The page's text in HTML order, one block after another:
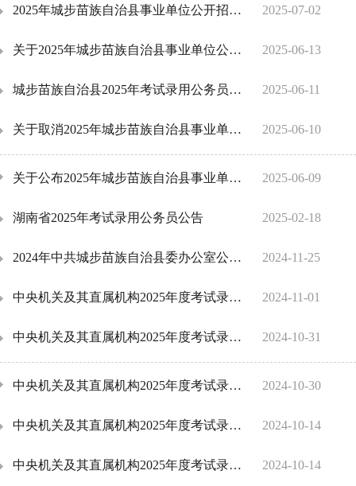
2025-07-02
2025年城步苗族自治县事业单位公开招聘笔试成绩查询公告
2025-06-13
关于2025年城步苗族自治县事业单位公开招聘工作人员笔试有关事项的公告
2025-06-11
城步苗族自治县2025年考试录用公务员拟录用人员公示
2025-06-10
关于取消2025年城步苗族自治县事业单位公开招聘工作人员两个岗位的公告
2025-06-09
关于公布2025年城步苗族自治县事业单位公开选调入围面试人员综合成绩排名及体检入围人员名单的公告
2025-02-18
湖南省2025年考试录用公务员公告
2024-11-25
2024年中共城步苗族自治县委办公室公开选调工作人员公告
2024-11-01
中央机关及其直属机构2025年度考试录用公务员（湖南考区）笔试费用减免入口
2024-10-31
中央机关及其直属机构2025年度考试录用公务员报名确认及准考证打印咨询电话
2024-10-30
中央机关及其直属机构2025年度考试录用公务员（湖南考区）笔试报名确认注意事项
2024-10-14
中央机关及其直属机构2025年度考试录用公务员报考指南
2024-10-14
中央机关及其直属机构2025年度考试录用公务员公告